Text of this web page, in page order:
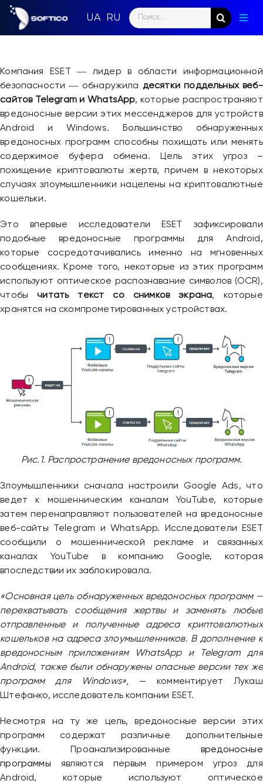
Skip
content
Search
for:
Компания ESET ― лидер в области информационной
безопасности ― обнаружила десятки поддельных веб-
сайтов Telegram и WhatsApp, которые распространяют
вредоносные версии этих мессенджеров для устройств
Android и Windows. Большинство обнаруженных
вредоносных программ способны похищать или менять
содержимое буфера обмена. Цель этих угроз –
похищение криптовалюты жертв, причем в некоторых
случаях злоумышленники нацелены на криптовалютные
кошельки.
Это впервые исследователи ESET зафиксировали
подобные вредоносные программы для Android,
которые сосредотачивались именно на мгновенных
сообщениях. Кроме того, некоторые из этих программ
используют оптическое распознавание символов (OCR),
чтобычитать текст со снимков экрана, которые
хранятся на скомпрометированных устройствах.
Рис.1. Распространение вредоносных программ.
Злоумышленники сначала настроили Google Ads, что
ведет к мошенническим каналам YouTube, которые
затем перенаправляют пользователей на вредоносные
веб-сайты Telegram и WhatsApp. Исследователи ESET
сообщили о мошеннической рекламе и связанных
каналах YouTube в компанию Google, которая
впоследствии их заблокировала.
«Основная цель обнаруженных вредоносных программ —
перехватывать сообщения жертвы и заменять любые
отправленные и полученные адреса криптовалютных
кошельков на адреса злоумышленников. В дополнение к
вредоносным приложениям WhatsApp и Telegram для
Android, также были обнаружены опасные версии тех же
программ для Windows», — комментирует Лукаш
Штефанко, исследователь компании ESET.
Несмотря на ту же цель, вредоносные версии этих
программ содержат различные дополнительные
функции. Проанализированные вредоносные
программы являются первым примером угроз для
Android, которые используют оптическое